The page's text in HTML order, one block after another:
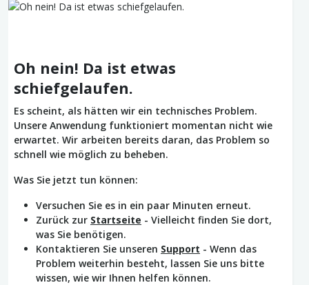
Oh nein! Da ist etwas
schiefgelaufen.
Es scheint, als hätten wir ein technisches Problem.
Unsere Anwendung funktioniert momentan nicht wie
erwartet. Wir arbeiten bereits daran, das Problem so
schnell wie möglich zu beheben.
Was Sie jetzt tun können:
Versuchen Sie es in ein paar Minuten erneut.
Zurück zur Startseite - Vielleicht finden Sie dort,
was Sie benötigen.
Kontaktieren Sie unseren Support - Wenn das
Problem weiterhin besteht, lassen Sie uns bitte
wissen, wie wir Ihnen helfen können.